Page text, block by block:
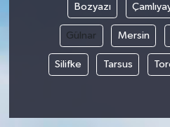
Bozyazı
Gülnar Mersin
Silifke Tarsus